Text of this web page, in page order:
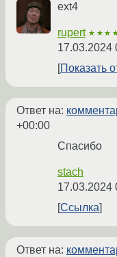
ext4
rupert
17.03.2024
Показать
Ответ на:
+00:00
Спасибо
stach
17.03.2024
Ссылка
Ответ на: